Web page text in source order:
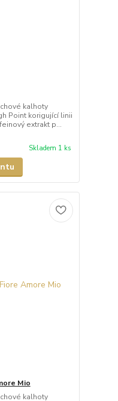
kalhoty
Point korigující linii
extrakt p...
Skladem 1 ks
Mio
kalhoty